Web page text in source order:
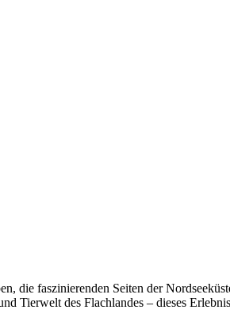
die faszinierenden Seiten der
Tierwelt des Flachlandes – dieses